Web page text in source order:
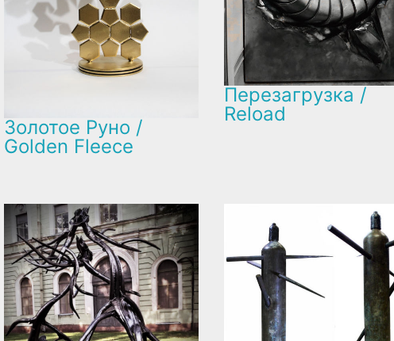
Золотое Руно /
Golden Fleece
Перезагрузка /
Reload